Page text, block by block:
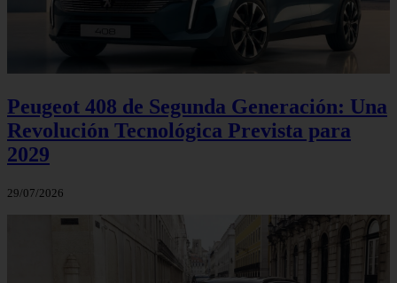
Peugeot 408 de Segunda Generación: Una
Revolución Tecnológica Prevista para
2029
29/07/2026